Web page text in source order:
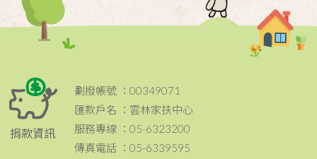
捐款資訊
劃撥帳號 ：00349071
匯款戶名 ：雲林家扶中心
服務專線 ：05-6323200
傳真電話 ：05-6339595